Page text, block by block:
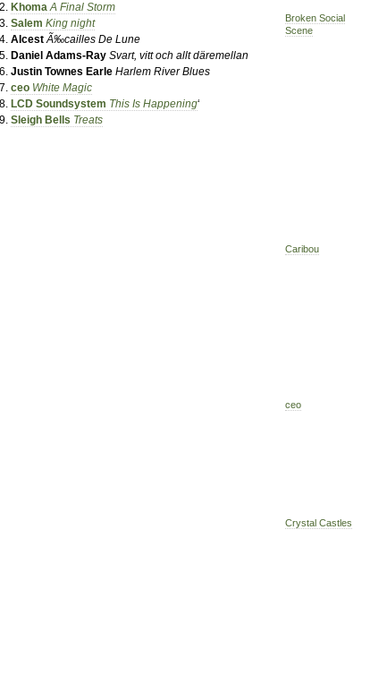
Broken Social
Scene
Caribou
ceo
Crystal Castles
Khoma A Final Storm
Salem King night
Alcest Ã‰cailles De Lune
Daniel Adams-Ray Svart, vitt och allt däremellan
Justin Townes Earle Harlem River Blues
ceo White Magic
LCD Soundsystem This Is Happening‘
Sleigh Bells Treats